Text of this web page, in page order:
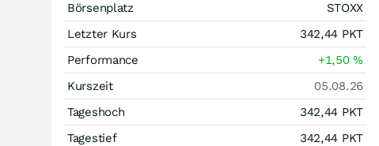
Börsenplatz
STOXX
Letzter Kurs
342,44 PKT
Performance
+1,50%
Kurszeit
05.08.26
Tageshoch
342,44 PKT
Tagestief
342,44 PKT